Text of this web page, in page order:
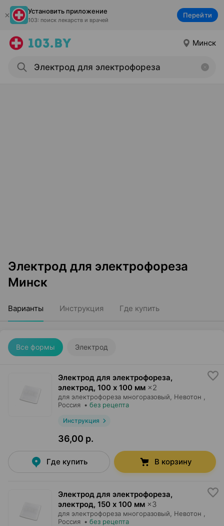
Установить приложение
103: поиск лекарств и врачей
Перейти
Минск
Электрод для электрофореза
Минск
Варианты Инструкция Где купить
Все формы Электрод
Электрод для электрофореза,
электрод, 100 x 100 мм ×2
для электрофореза многоразовый, Невотон
Россия • без рецепта
Инструкция
36,00 р.
Где купить В корзину
Электрод для электрофореза,
электрод, 150 x 100 мм ×3
для электрофореза многоразовый, Невотон
Россия • без рецепта